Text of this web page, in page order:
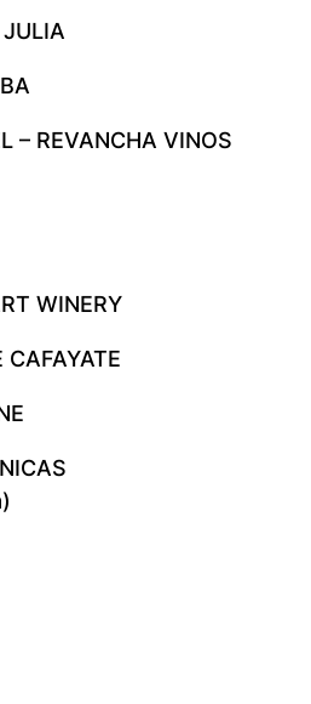
– REVANCHA VINOS
WINERY